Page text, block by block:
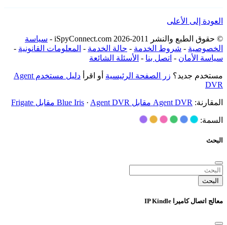
العودة إلى الأعلى
© حقوق الطبع والنشر 2011-2026 iSpyConnect.com -
سياسة
الخصوصية - شروط الخدمة - حالة الخدمة - المعلومات القانونية -
سياسة الأمان - اتصل بنا - الأسئلة الشائعة
مستخدم جديد؟ زر الصفحة الرئيسية أو اقرأ
دليل مستخدم Agent
DVR
المقارنة: Agent DVR مقابل Blue Iris · Agent DVR مقابل Frigate
السمة:
البحث
البحث
معالج اتصال كاميرا IP Kindle